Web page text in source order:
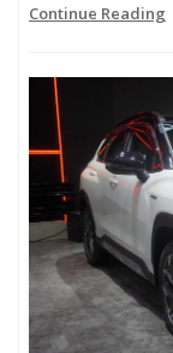
Continue Reading